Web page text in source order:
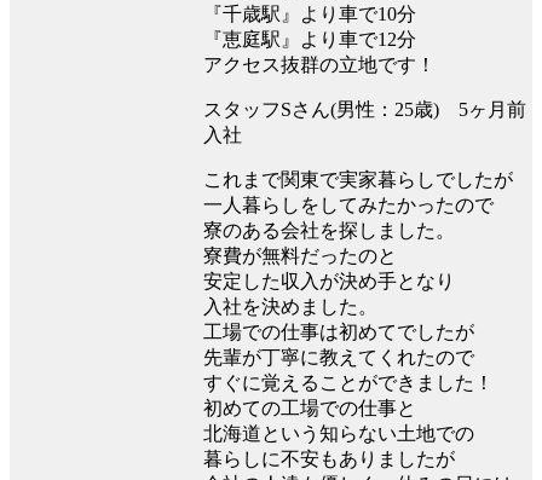
『千歳駅』より車で10分
『恵庭駅』より車で12分
アクセス抜群の立地です！
スタッフSさん(男性：25歳) 5ヶ月前
入社
これまで関東で実家暮らしでしたが
一人暮らしをしてみたかったので
寮のある会社を探しました。
寮費が無料だったのと
安定した収入が決め手となり
入社を決めました。
工場での仕事は初めてでしたが
先輩が丁寧に教えてくれたので
すぐに覚えることができました！
初めての工場での仕事と
北海道という知らない土地での
暮らしに不安もありましたが